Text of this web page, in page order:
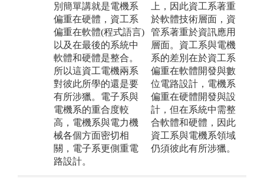
別簡單講就是電機系
偏重在硬體，資工系
偏重在軟體(程式語言)
以及在最後的系統中
軟體和硬體是整合。
所以這資工電機兩系
對彼此所學的還是要
有所涉獵。電子系與
電機系的重合度較
高，電機系與電力機
械各個方面密切相
關，電子系更側重電
路設計。
上，因此資工系著重
於軟體技術層面，資
管系著重於資訊應用
層面。資工系與電機
系的差別在於資工系
偏重在軟體開發與數
位電路設計，電機系
偏重在硬體開發與設
計，但在系統中需整
合軟體和硬體，因此
資工系與電機系領域
仍須彼此有所涉獵。